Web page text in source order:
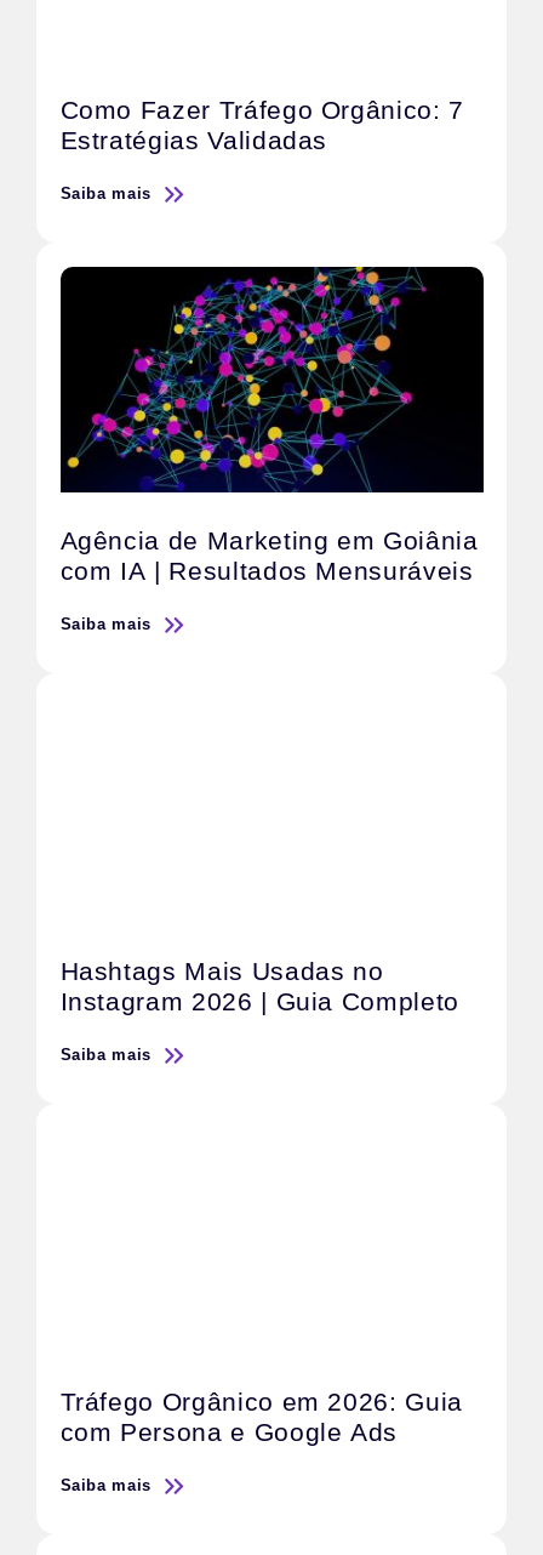
Como Fazer Tráfego Orgânico: 7
Estratégias Validadas
Saiba mais
Agência de Marketing em Goiânia
com IA | Resultados Mensuráveis
Saiba mais
Hashtags Mais Usadas no
Instagram 2026 | Guia Completo
Saiba mais
Tráfego Orgânico em 2026: Guia
com Persona e Google Ads
Saiba mais